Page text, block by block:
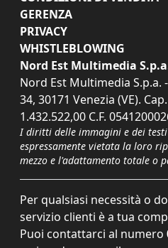
GERENZA
PRIVACY
WHISTLEBLOWING
Nord Est Multimedia
Nord Est Multimedia S.p.a.
34, 30171 Venezia (VE).
1.432.522,00 C.F.
I diritti delle immagini e dei
espressamente vietata la loro
mezzo e l'adattamento totale o
Per qualsiasi necessità o
servizio clienti è a tua
Puoi contattarci al numero